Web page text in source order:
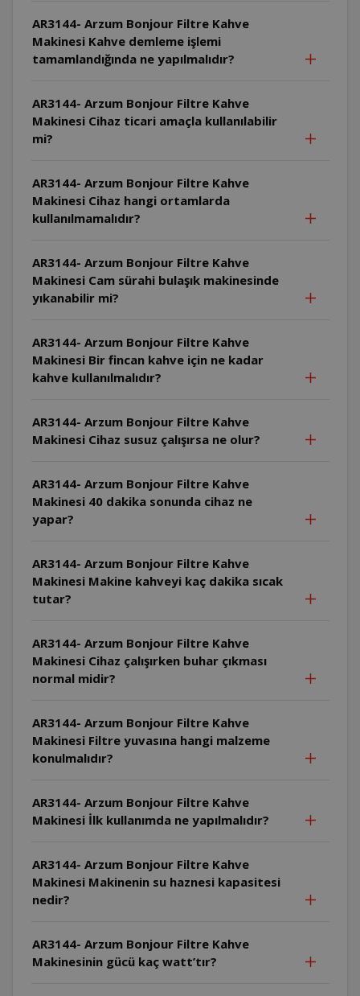
AR3144- Arzum Bonjour Filtre Kahve
Makinesi Kahve demleme işlemi
tamamlandığında ne yapılmalıdır?
AR3144- Arzum Bonjour Filtre Kahve
Makinesi Cihaz ticari amaçla kullanılabilir
mi?
AR3144- Arzum Bonjour Filtre Kahve
Makinesi Cihaz hangi ortamlarda
kullanılmamalıdır?
AR3144- Arzum Bonjour Filtre Kahve
Makinesi Cam sürahi bulaşık makinesinde
yıkanabilir mi?
AR3144- Arzum Bonjour Filtre Kahve
Makinesi Bir fincan kahve için ne kadar
kahve kullanılmalıdır?
AR3144- Arzum Bonjour Filtre Kahve
Makinesi Cihaz susuz çalışırsa ne olur?
AR3144- Arzum Bonjour Filtre Kahve
Makinesi 40 dakika sonunda cihaz ne
yapar?
AR3144- Arzum Bonjour Filtre Kahve
Makinesi Makine kahveyi kaç dakika sıcak
tutar?
AR3144- Arzum Bonjour Filtre Kahve
Makinesi Cihaz çalışırken buhar çıkması
normal midir?
AR3144- Arzum Bonjour Filtre Kahve
Makinesi Filtre yuvasına hangi malzeme
konulmalıdır?
AR3144- Arzum Bonjour Filtre Kahve
Makinesi İlk kullanımda ne yapılmalıdır?
AR3144- Arzum Bonjour Filtre Kahve
Makinesi Makinenin su haznesi kapasitesi
nedir?
AR3144- Arzum Bonjour Filtre Kahve
Makinesinin gücü kaç watt’tır?